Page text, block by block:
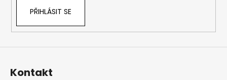
PŘIHLÁSIT SE
Kontakt